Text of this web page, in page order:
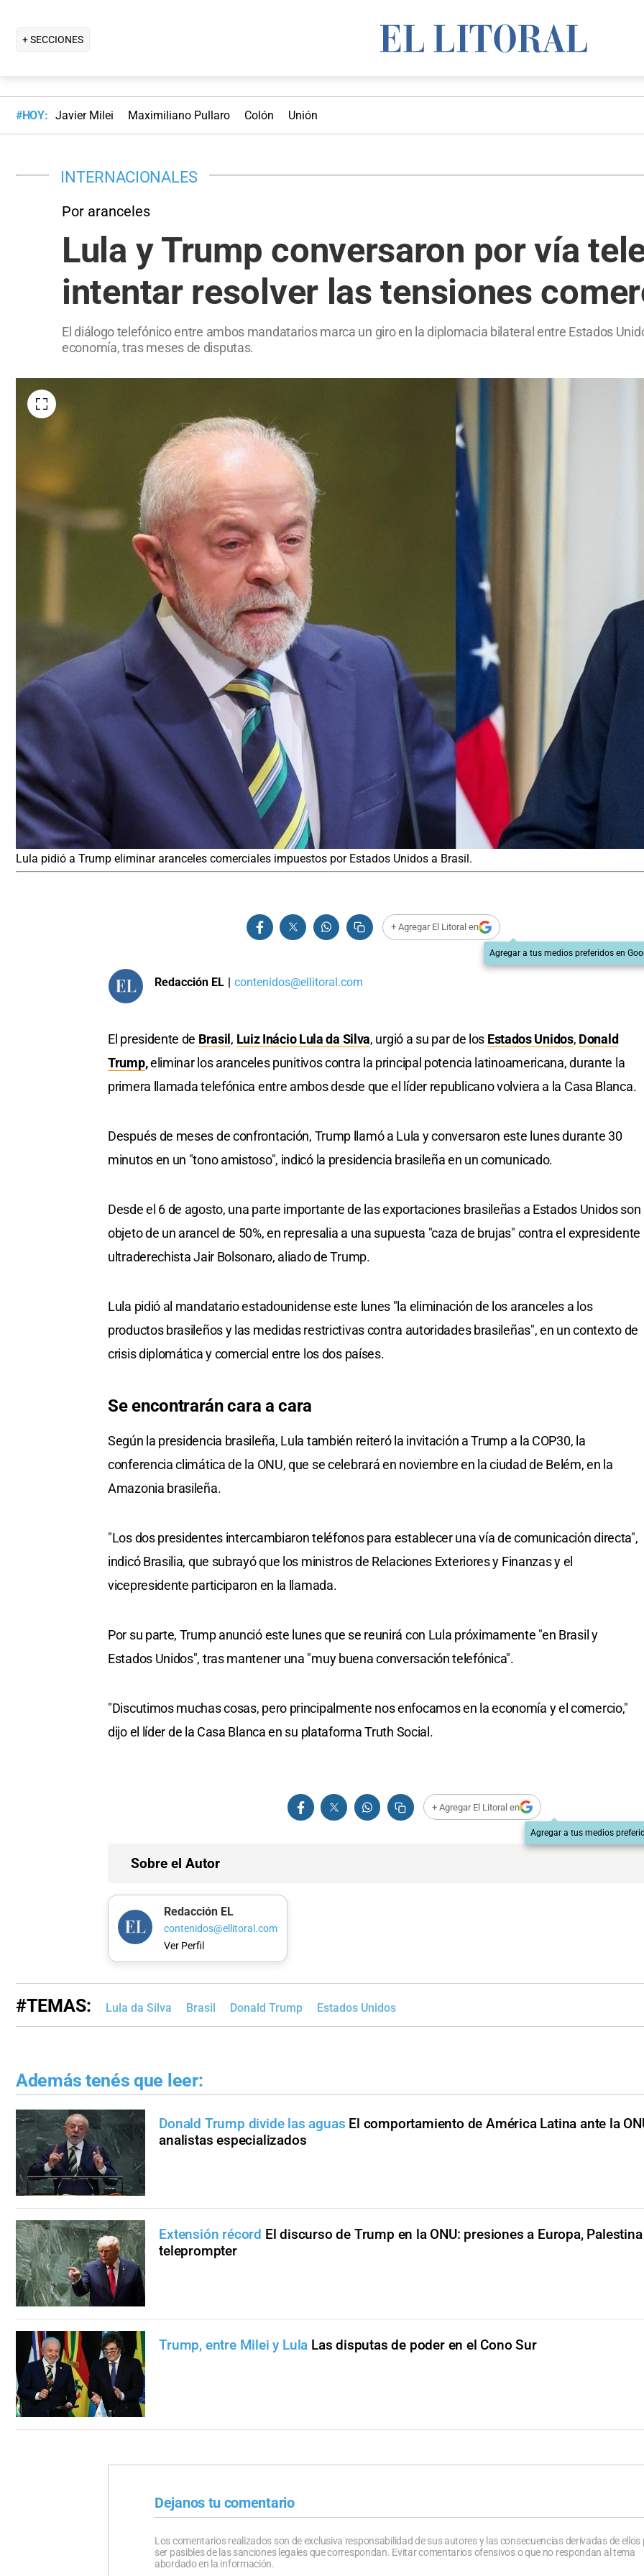
+ SECCIONES
#HOY: Javier Milei Maximiliano Pullaro Colón Unión
INTERNACIONALES
Por aranceles
Lula y Trump conversaron por vía
intentar resolver las tensiones
El diálogo telefónico entre ambos mandatarios marca un giro en la diplomacia bilateral entre Estados
economía, tras meses de disputas.
Lula pidió a Trump eliminar aranceles comerciales impuestos por Estados Unidos a Brasil.
+ Agregar El Litoral en
Agregar a tus medios preferidos en
Redacción EL | contenidos@ellitoral.com
El presidente de Brasil , Luiz Inácio Lula da Silva, urgió a su par de los Estados Unidos, Donald
Trump,eliminar los aranceles punitivos contra la principal potencia latinoamericana, durante la
primera llamada telefónica entre ambos desde que el líder republicano volviera a la Casa Blanca.
Después de meses de confrontación, Trump llamó a Lula y conversaron este lunes durante 30
minutos en un "tono amistoso", indicó la presidencia brasileña en un comunicado.
Desde el 6 de agosto, una parte importante de las exportaciones brasileñas a Estados Unidos son
objeto de un arancel de 50%, en represalia a una supuesta "caza de brujas" contra el expresidente
ultraderechista Jair Bolsonaro, aliado de Trump.
Lula pidió al mandatario estadounidense este lunes "la eliminación de los aranceles a los
productos brasileños y las medidas restrictivas contra autoridades brasileñas", en un contexto de
crisis diplomática y comercial entre los dos países.
Se encontrarán cara a cara
Según la presidencia brasileña, Lula también reiteró la invitación a Trump a la COP30, la
conferencia climática de la ONU, que se celebrará en noviembre en la ciudad de Belém, en la
Amazonia brasileña.
"Los dos presidentes intercambiaron teléfonos para establecer una vía de comunicación directa",
indicó Brasilia, que subrayó que los ministros de Relaciones Exteriores y Finanzas y el
vicepresidente participaron en la llamada.
Por su parte, Trump anunció este lunes que se reunirá con Lula próximamente "en Brasil y
Estados Unidos", tras mantener una "muy buena conversación telefónica".
"Discutimos muchas cosas, pero principalmente nos enfocamos en la economía y el comercio,"
dijo el líder de la Casa Blanca en su plataforma Truth Social.
+ Agregar El Litoral en
Agregar a tus medios
Sobre el Autor
Redacción EL
contenidos@ellitoral.com
Ver Perfil
#TEMAS: Lula da Silva Brasil Donald Trump Estados Unidos
Además tenés que leer:
Donald Trump divide las aguas El comportamiento de América Latina ante la
analistas especializados
Extensión récord El discurso de Trump en la ONU: presiones a Europa,
teleprompter
Trump, entre Milei y Lula Las disputas de poder en el Cono Sur
Dejanos tu comentario
Los comentarios realizados son de exclusiva responsabilidad de sus autores y las consecuencias derivadas de ellos
ser pasibles de las sanciones legales que correspondan. Evitar comentarios ofensivos o que no respondan al tema
abordado en la información.